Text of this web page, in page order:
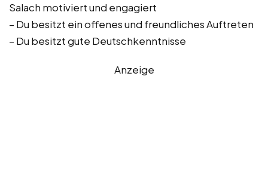
Salach motiviert und engagiert
– Du besitzt ein offenes und freundliches Auftreten
– Du besitzt gute Deutschkenntnisse
Anzeige